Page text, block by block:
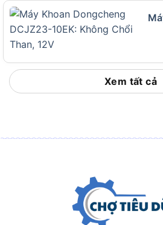
Tính năng hỗ
trợ
Anti-Kickback,
(Impulse), Đèn
thân máy
1.35 kg
Hộp nhựa BMC
Pin 21V Trên Dekton M21-
Có, pin 21V trên Dekton
điện áp để vận hành máy
phần lớn công việc gia đình
Xem tất cả